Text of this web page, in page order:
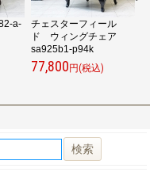
a-
チェスターフィール
ド ウィングチェア
sa925b1-p94k
77,800円(税込)